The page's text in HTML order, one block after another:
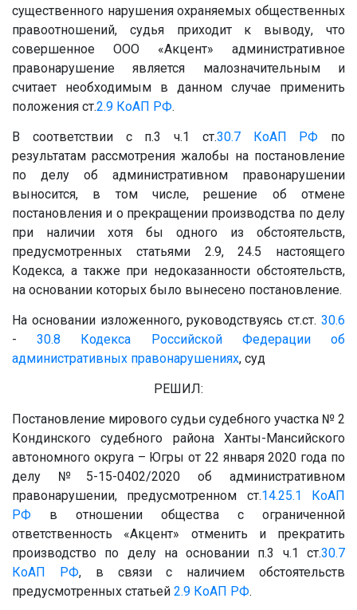
существенного нарушения охраняемых общественных
правоотношений, судья приходит к выводу, что
совершенное ООО «Акцент» административное
правонарушение является малозначительным и
считает необходимым в данном случае применить
положения ст.2.9 КоАП РФ.
В соответствии с п.3 ч.1 ст.30.7 КоАП РФ по
результатам рассмотрения жалобы на постановление
по делу об административном правонарушении
выносится, в том числе, решение об отмене
постановления и о прекращении производства по делу
при наличии хотя бы одного из обстоятельств,
предусмотренных статьями 2.9, 24.5 настоящего
Кодекса, а также при недоказанности обстоятельств,
на основании которых было вынесено постановление.
На основании изложенного, руководствуясь ст.ст. 30.6
-30.8
Кодекса Российской Федерации об
административных правонарушениях, суд
РЕШИЛ:
Постановление мирового судьи судебного участка № 2
Кондинского судебного района Ханты-Мансийского
автономного округа – Югры от 22 января 2020 года по
делу №5-15-0402/2020 об административном
правонарушении, предусмотренном ст.14.25.1
КоАП
РФ в отношении общества с ограниченной
ответственность «Акцент» отменить и прекратить
производство по делу на основании п.3 ч.1 ст.30.7
КоАП РФ, в связи с наличием обстоятельств
предусмотренных статьей 2.9 КоАП РФ.